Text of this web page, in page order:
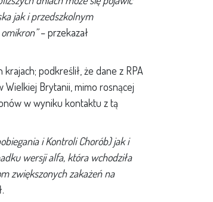
jak i przedszkolnym
– przekazał
podkreślił, że dane z RPA
Wielkiej Brytanii, mimo rosnącej
w wyniku kontaktu z tą
i Kontroli Chorób) jak i
wersji alfa, która wchodziła
zwiększonych zakażeń na